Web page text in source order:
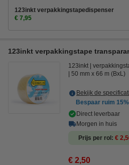
123inkt verpakkingstapedispenser
€ 7,95
123inkt verpakkingstape
123inkt
50 mm x 66 m (BxL)
Bekijk de
Bespaar ruim 15%
Direct leverbaar
Morgen in huis
Prijs per rol
€
€ 2,50